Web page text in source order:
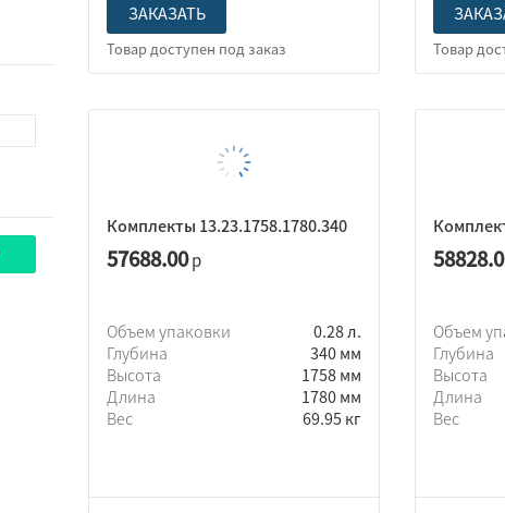
ЗАКАЗАТЬ
Комплекты 13.23.1758.1780.340
57688.00р
Объем упаковки
0.28 л.
Глубина
340 мм
Высота
1758 мм
Длина
1780 мм
Вес
69.95 кг
Объем
Глубина
Высота
Длина
Вес